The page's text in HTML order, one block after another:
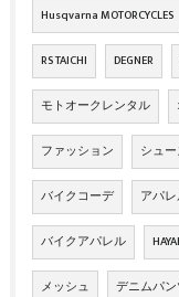
Husqvarna MOTORCYCLES
RS TAICHI DEGNER
モトオークレンタル
ファッション シュ
バイクコーデ アパ
バイクアパレル
メッシュ デニムパ